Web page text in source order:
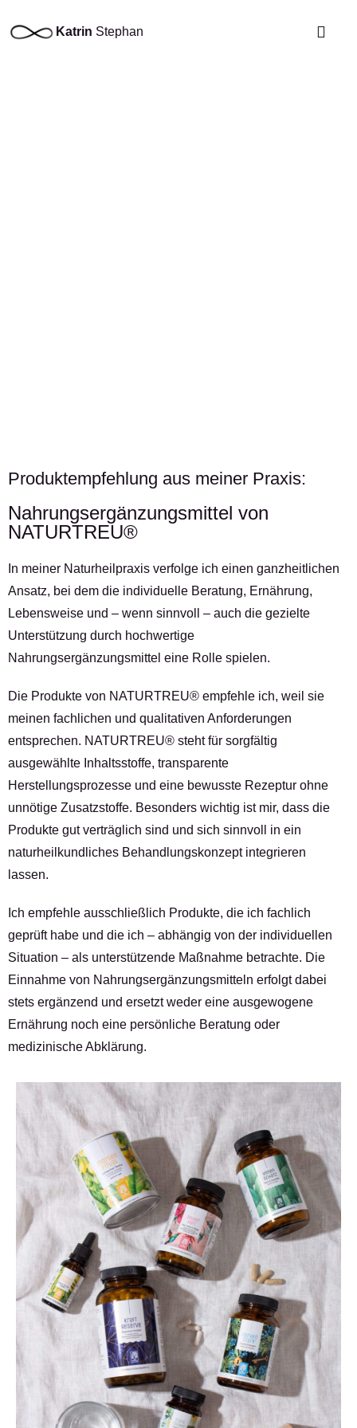
Katrin Stephan
Produktempfehlung aus meiner Praxis:
Nahrungsergänzungsmittel von
NATURTREU®
In meiner Naturheilpraxis verfolge ich einen ganzheitlichen
Ansatz, bei dem die individuelle Beratung, Ernährung,
Lebensweise und – wenn sinnvoll – auch die gezielte
Unterstützung durch hochwertige
Nahrungsergänzungsmittel eine Rolle spielen.
Die Produkte von NATURTREU® empfehle ich, weil sie
meinen fachlichen und qualitativen Anforderungen
entsprechen. NATURTREU® steht für sorgfältig
ausgewählte Inhaltsstoffe, transparente
Herstellungsprozesse und eine bewusste Rezeptur ohne
unnötige Zusatzstoffe. Besonders wichtig ist mir, dass die
Produkte gut verträglich sind und sich sinnvoll in ein
naturheilkundliches Behandlungskonzept integrieren
lassen.
Ich empfehle ausschließlich Produkte, die ich fachlich
geprüft habe und die ich – abhängig von der individuellen
Situation – als unterstützende Maßnahme betrachte. Die
Einnahme von Nahrungsergänzungsmitteln erfolgt dabei
stets ergänzend und ersetzt weder eine ausgewogene
Ernährung noch eine persönliche Beratung oder
medizinische Abklärung.